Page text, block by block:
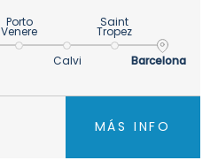
Porto
Venere
Calvi
Saint
Tropez
Barcelona
MÁS INFO